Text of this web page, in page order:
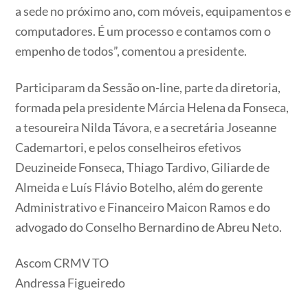
a sede no próximo ano, com móveis, equipamentos e
computadores. É um processo e contamos com o
empenho de todos”, comentou a presidente.
Participaram da Sessão on-line, parte da diretoria,
formada pela presidente Márcia Helena da Fonseca,
a tesoureira Nilda Távora, e a secretária Joseanne
Cademartori, e pelos conselheiros efetivos
Deuzineide Fonseca, Thiago Tardivo, Giliarde de
Almeida e Luís Flávio Botelho, além do gerente
Administrativo e Financeiro Maicon Ramos e do
advogado do Conselho Bernardino de Abreu Neto.
Ascom CRMV TO
Andressa Figueiredo